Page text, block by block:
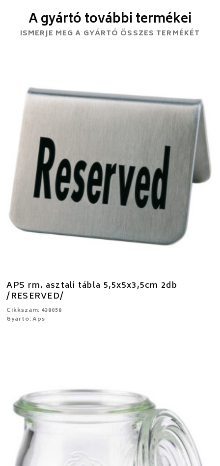
A gyártó további termékei
ISMERJE MEG A GYÁRTÓ ÖSSZES TERMÉKÉT
APS rm. asztali tábla 5,5x5x3,5cm 2db
/RESERVED/
Cikkszám: 438058
Gyártó: Aps